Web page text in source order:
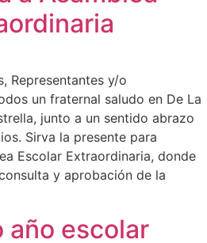
Representantes y/o
un fraternal saludo en De La
junto a un sentido abrazo
Sirva la presente para
Escolar Extraordinaria, donde
y aprobación de la
año escolar